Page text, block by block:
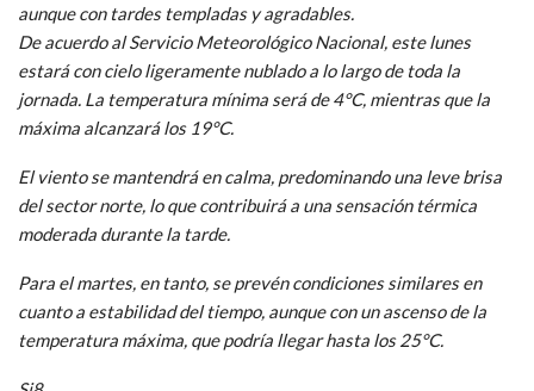
aunque con tardes templadas y agradables.
De acuerdo al Servicio Meteorológico Nacional, este lunes
estará con cielo ligeramente nublado a lo largo de toda la
jornada. La temperatura mínima será de 4°C, mientras que la
máxima alcanzará los 19°C.
El viento se mantendrá en calma, predominando una leve brisa
del sector norte, lo que contribuirá a una sensación térmica
moderada durante la tarde.
Para el martes, en tanto, se prevén condiciones similares en
cuanto a estabilidad del tiempo, aunque con un ascenso de la
temperatura máxima, que podría llegar hasta los 25°C.